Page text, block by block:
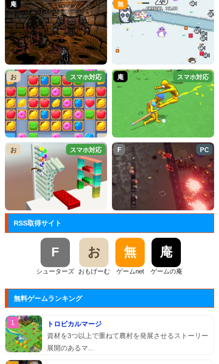
庵 無
お スマホ対応 庵 スマホ対応
お スマホ対応 F PC
RSS取得サイト
F
シューターズ
お
おもげーむ
無
ゲームnet
庵
ゲームの庵
無料ゲームランキング
トロピカルマージ
資材を3つ以上で重ねて農村を発展させるストーリー
展開のあるマ...